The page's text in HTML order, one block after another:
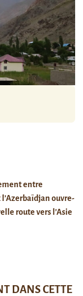
entre
l’Azerbaïdjan ouvre-
route vers l’Asie
DANS CETTE